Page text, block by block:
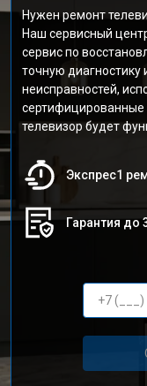
Нужен ремонт
Наш сервисный
сервис по
точную диагностику
неисправностей,
сертифицированные
телевизор будет
Экспрес1
Гарантия до